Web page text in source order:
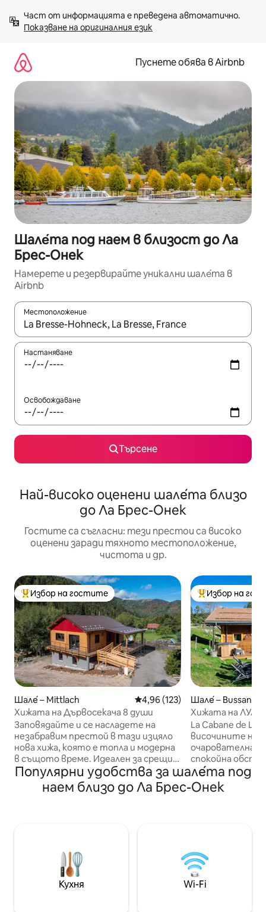
към
съдържанието
Показване на оригиналния език
Пуснете обява в Airbnb
Шале́та под наем в близост до Ла
Брес-Онек
Намерете и резервирайте уникални шале́та в
Airbnb
Местоположение
Когато резултатите се покажат, използвайте
Настаняване
Освобождаване
Търсене
Най-високо оценени шале́та близо
до Ла Брес-Онек
Гостите са съгласни: тези престои са високо
оценени заради тяхното местоположение,
чистота и др.
Най-популярен избор на гостите
Избор на гостите
Шале́ – Mittlach Средна оценка: 4,96 от 5,
4,96 (123)
Хижата на Дървосекача 8 души
Заповядайте и се насладете на
незабравим престой в тази изцяло
нова хижа, която е топла и модерна
в същото време. Идеален за срещи
със семейството и приятелите.
Разположена в Хаут - Митлах в
сърцето на природата, тази хижа
туризъм, планинско колоездене,
катерене на дървета... Разгледайте
нашата красива долина Мънстър и
се насладете на нашите
Най-популярен
Избор на
Шале́ – Bussang
Хижата на ЛУЛУ.
Високите
La Cabane de
височините на
очарователна
спокойна
можете да се
релаксиращ
животински
Пътеката за
напълно
паркирате
Моля, имайте
Популярни удобства за шале́та под
наем близо до Ла Брес-Онек
Кухня Wi-Fi